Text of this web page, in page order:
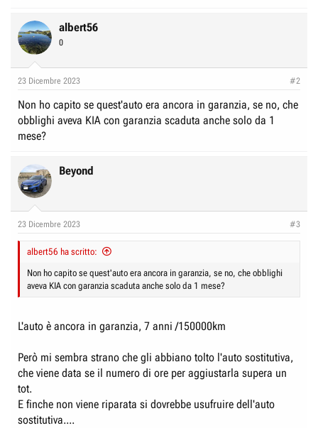
albert56
0
23 Dicembre 2023 #2
Non ho capito se quest'auto era ancora in garanzia, se no, che
obblighi aveva KIA con garanzia scaduta anche solo da 1
mese?
Beyond
23 Dicembre 2023 #3
albert56 ha scritto:
Non ho capito se quest'auto era ancora in garanzia, se no, che obblighi
aveva KIA con garanzia scaduta anche solo da 1 mese?
L'auto è ancora in garanzia, 7 anni /150000km
Però mi sembra strano che gli abbiano tolto l'auto sostitutiva,
che viene data se il numero di ore per aggiustarla supera un
tot.
E finche non viene riparata si dovrebbe usufruire dell'auto
sostitutiva....